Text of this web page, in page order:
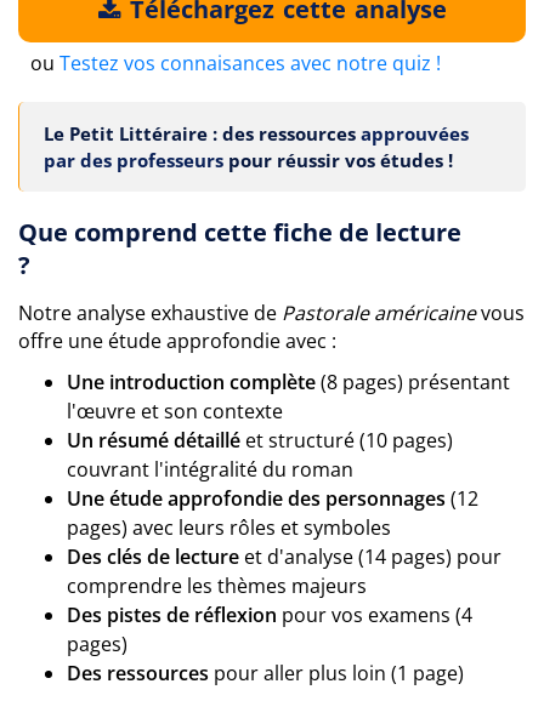
Téléchargez cette analyse
ou Testez vos connaisances avec notre quiz !
Le Petit Littéraire : des ressources approuvées
par des professeurs pour réussir vos études !
Que comprend cette fiche de lecture
?
Notre analyse exhaustive de Pastorale américainevous
offre une étude approfondie avec :
Une introduction complète(8 pages) présentant
l'œuvre et son contexte
Un résumé détaillé et structuré (10 pages)
couvrant l'intégralité du roman
Une étude approfondie des personnages (12
pages) avec leurs rôles et symboles
Des clés de lecture et d'analyse (14 pages) pour
comprendre les thèmes majeurs
Des pistes de réflexion pour vos examens (4
pages)
Des ressources pour aller plus loin (1 page)